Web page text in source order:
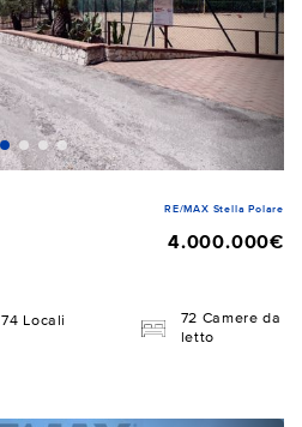
RE/MAX Stella Polare
4.000.000€
74 Locali
72 Camere da
letto